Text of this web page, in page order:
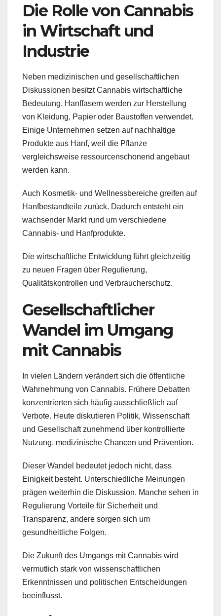
Die Rolle von Cannabis
in Wirtschaft und
Industrie
Neben medizinischen und gesellschaftlichen
Diskussionen besitzt Cannabis wirtschaftliche
Bedeutung. Hanffasern werden zur Herstellung
von Kleidung, Papier oder Baustoffen verwendet.
Einige Unternehmen setzen auf nachhaltige
Produkte aus Hanf, weil die Pflanze
vergleichsweise ressourcenschonend angebaut
werden kann.
Auch Kosmetik- und Wellnessbereiche greifen auf
Hanfbestandteile zurück. Dadurch entsteht ein
wachsender Markt rund um verschiedene
Cannabis- und Hanfprodukte.
Die wirtschaftliche Entwicklung führt gleichzeitig
zu neuen Fragen über Regulierung,
Qualitätskontrollen und Verbraucherschutz.
Gesellschaftlicher
Wandel im Umgang
mit Cannabis
In vielen Ländern verändert sich die öffentliche
Wahrnehmung von Cannabis. Frühere Debatten
konzentrierten sich häufig ausschließlich auf
Verbote. Heute diskutieren Politik, Wissenschaft
und Gesellschaft zunehmend über kontrollierte
Nutzung, medizinische Chancen und Prävention.
Dieser Wandel bedeutet jedoch nicht, dass
Einigkeit besteht. Unterschiedliche Meinungen
prägen weiterhin die Diskussion. Manche sehen in
Regulierung Vorteile für Sicherheit und
Transparenz, andere sorgen sich um
gesundheitliche Folgen.
Die Zukunft des Umgangs mit Cannabis wird
vermutlich stark von wissenschaftlichen
Erkenntnissen und politischen Entscheidungen
beeinflusst.